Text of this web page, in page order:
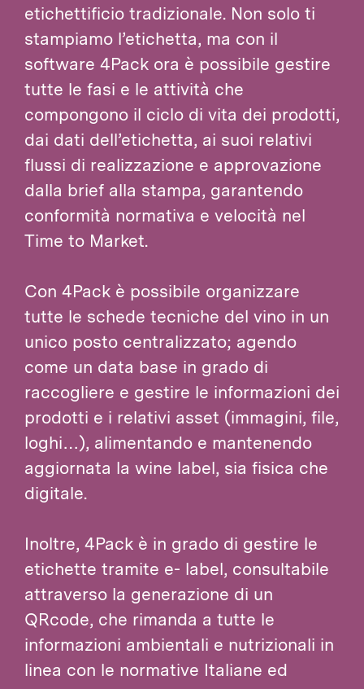
etichettificio tradizionale. Non solo ti
stampiamo l’etichetta, ma con il
software 4Pack ora è possibile gestire
tutte le fasi e le attività che
compongono il ciclo di vita dei prodotti,
dai dati dell’etichetta, ai suoi relativi
flussi di realizzazione e approvazione
dalla brief alla stampa, garantendo
conformità normativa e velocità nel
Time to Market.
Con 4Pack è possibile organizzare
tutte le schede tecniche del vino in un
unico posto centralizzato; agendo
come un data base in grado di
raccogliere e gestire le informazioni dei
prodotti e i relativi asset (immagini, file,
loghi…), alimentando e mantenendo
aggiornata la wine label, sia fisica che
digitale.
Inoltre, 4Pack è in grado di gestire le
etichette tramite e- label, consultabile
attraverso la generazione di un
QRcode, che rimanda a tutte le
informazioni ambientali e nutrizionali in
linea con le normative Italiane ed